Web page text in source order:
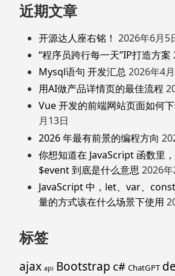
近期文章
开源达人座右铭！ 2026年6月5
“程序员跨行每一天”IP打造方案
Mysql语句 开发汇总 2026年4
用AI做产品详情页的最佳流程
Vue 开发的前端网站页面如何下
月13日
2026 年最有前景的编程方向
你想知道在 JavaScript 函数里
$event 到底是什么意思 2026
JavaScript 中，let、var、
量的方式该在什么场景下使用
标签
ajax api Bootstrap c# ChatGPT